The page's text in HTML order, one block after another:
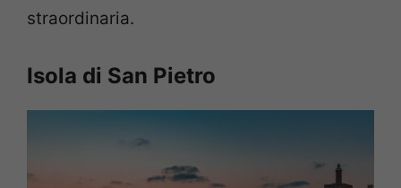
straordinaria.
Isola di San Pietro